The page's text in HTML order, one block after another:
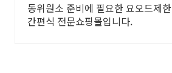
동위원소 준비에 필요한 요오드제한
간편식 전문쇼핑몰입니다.